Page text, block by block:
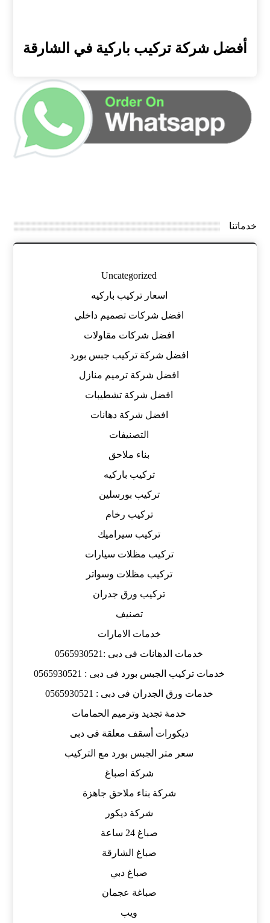
أفضل شركة تركيب باركية في الشارقة
خدماتنا
Uncategorized
اسعار تركيب باركيه
افضل شركات تصميم داخلي
افضل شركات مقاولات
افضل شركة تركيب جبس بورد
افضل شركة ترميم منازل
افضل شركة تشطيبات
افضل شركة دهانات
التصنيفات
بناء ملاحق
تركيب باركيه
تركيب بورسلين
تركيب رخام
تركيب سيراميك
تركيب مظلات سيارات
تركيب مظلات وسواتر
تركيب ورق جدران
تصنيف
خدمات الامارات
خدمات الدهانات فى دبى :0565930521
خدمات تركيب الجبس بورد فى دبى : 0565930521
خدمات ورق الجدران فى دبى : 0565930521
خدمة تجديد وترميم الحمامات
ديكورات أسقف معلقة فى دبى
سعر متر الجبس بورد مع التركيب
شركة اصباغ
شركة بناء ملاحق جاهزة
شركة ديكور
صباغ 24 ساعة
صباغ الشارقة
صباغ دبي
صباغة عجمان
ويب